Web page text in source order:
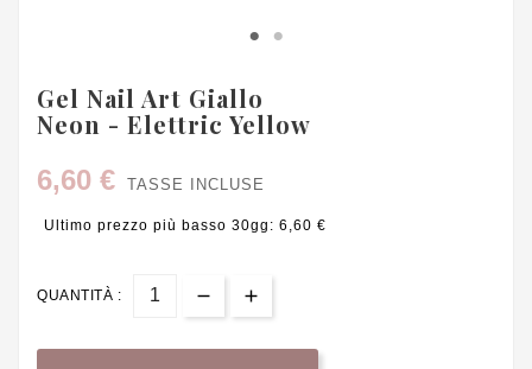
Gel Nail Art Giallo
Neon - Elettric Yellow
6,60 €
TASSE INCLUSE
Ultimo prezzo più basso 30gg: 6,60 €
QUANTITÀ :